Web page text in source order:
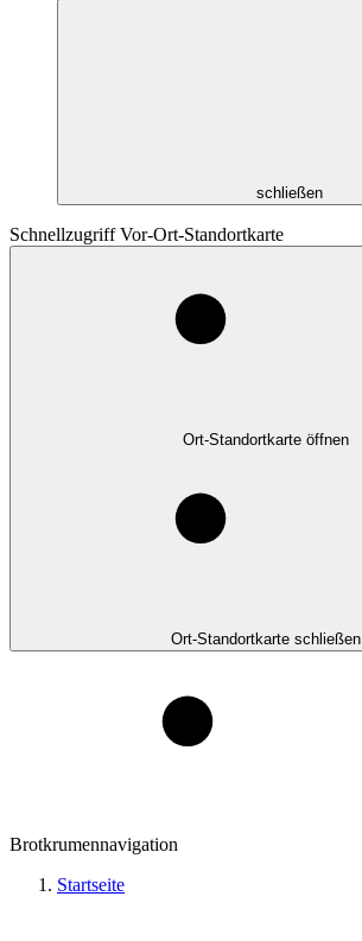
schließen
Schnellzugriff Vor-Ort-Standortkarte
Ort-Standortkarte öffnen
Ort-Standortkarte schließen
Brotkrumennavigation
Startseite